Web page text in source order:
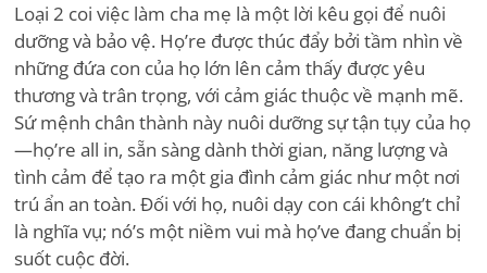
Loại 2 coi việc làm cha mẹ là một lời kêu gọi để nuôi
dưỡng và bảo vệ. Họ’re được thúc đẩy bởi tầm nhìn về
những đứa con của họ lớn lên cảm thấy được yêu
thương và trân trọng, với cảm giác thuộc về mạnh mẽ.
Sứ mệnh chân thành này nuôi dưỡng sự tận tụy của họ
—họ’re all in, sẵn sàng dành thời gian, năng lượng và
tình cảm để tạo ra một gia đình cảm giác như một nơi
trú ẩn an toàn. Đối với họ, nuôi dạy con cái không’t chỉ
là nghĩa vụ; nó’s một niềm vui mà họ’ve đang chuẩn bị
suốt cuộc đời.